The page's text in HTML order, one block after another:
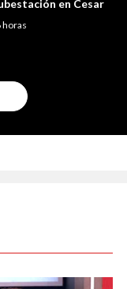
en Cesar
horas